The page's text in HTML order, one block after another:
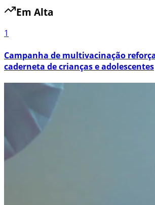
Em Alta
1
Campanha de multivacinação
caderneta de crianças e adolescentes